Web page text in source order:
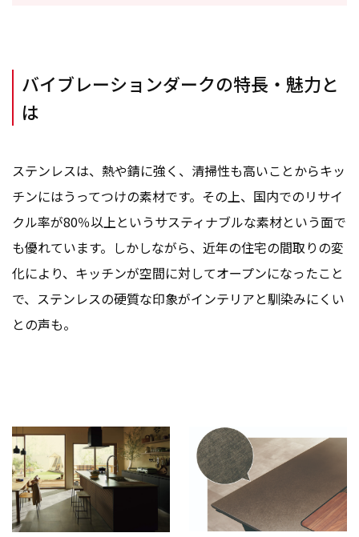
バイブレーションダークの特長・魅力と
は
ステンレスは、熱や錆に強く、清掃性も高いことからキッ
チンにはうってつけの素材です。その上、国内でのリサイ
クル率が80％以上というサスティナブルな素材という面で
も優れています。しかしながら、近年の住宅の間取りの変
化により、キッチンが空間に対してオープンになったこと
で、ステンレスの硬質な印象がインテリアと馴染みにくい
との声も。